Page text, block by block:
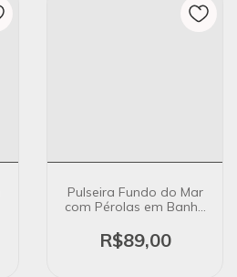
Pulseira Fundo do Mar
com Pérolas em Banho
R$89,00